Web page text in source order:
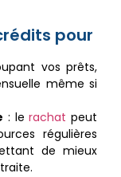
pour
vos prêts,
même si
: lerachat peut
régulières
de mieux